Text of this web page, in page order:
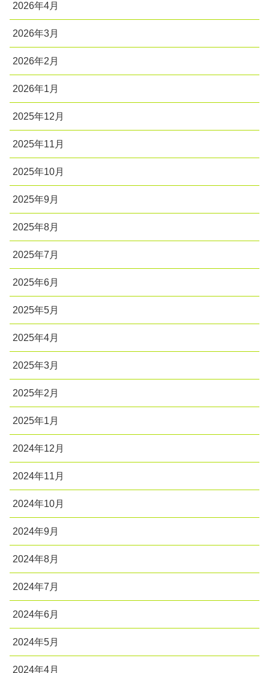
2026年4月
2026年3月
2026年2月
2026年1月
2025年12月
2025年11月
2025年10月
2025年9月
2025年8月
2025年7月
2025年6月
2025年5月
2025年4月
2025年3月
2025年2月
2025年1月
2024年12月
2024年11月
2024年10月
2024年9月
2024年8月
2024年7月
2024年6月
2024年5月
2024年4月